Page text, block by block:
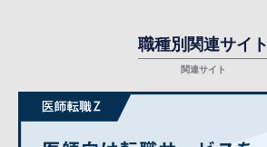
職種別関連サイト